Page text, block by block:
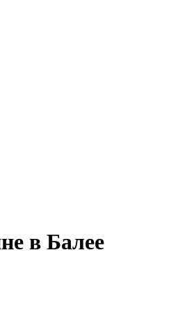
в Балее